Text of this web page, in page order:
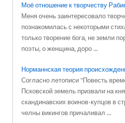
Моё отношение к творчеству
Меня очень заинтересовало
познакомилась с некоторыми
только творение бога, не земли
поэты, о женщина, доро ...
Норманнская теория
Согласно летописи "Повесть
Псковской земель призвали на
скандинавских воинов-купцов в
челны викингов причаливал ...